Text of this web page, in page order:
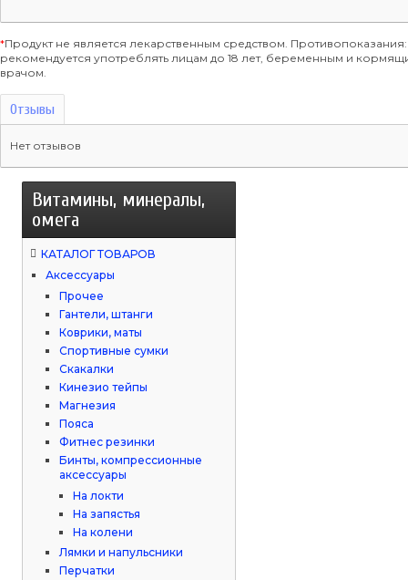
*Продукт не является лекарственным средством.
рекомендуется употреблять лицам до 18 лет, беременным и
врачом.
Отзывы
Нет отзывов
Витамины, минералы,
омега
КАТАЛОГ ТОВАРОВ
Аксессуары
Прочее
Гантели, штанги
Коврики, маты
Спортивные сумки
Скакалки
Кинезио тейпы
Магнезия
Пояса
Фитнес резинки
Бинты, компрессионные
аксессуары
На локти
На запястья
На колени
Лямки и напульсники
Перчатки